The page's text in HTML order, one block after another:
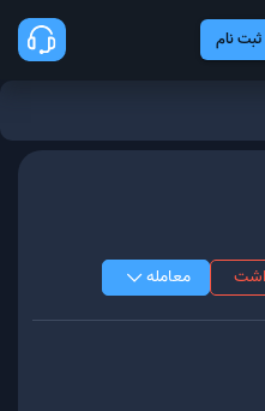
ثبت نام
معامله